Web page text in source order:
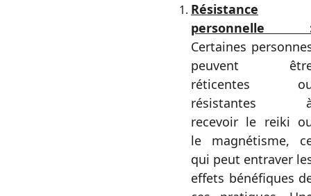
Résistance
personnelle
Certaines
peuvent
réticentes
résistantes
recevoir le reiki
le magnétisme,
qui peut entraver
effets bénéfiques